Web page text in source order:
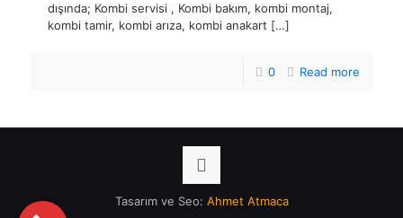
dışında; Kombi servisi , Kombi bakım, kombi montaj,
kombi tamir, kombi arıza, kombi anakart […]
0 Read more
Tasarım ve Seo: Ahmet Atmaca